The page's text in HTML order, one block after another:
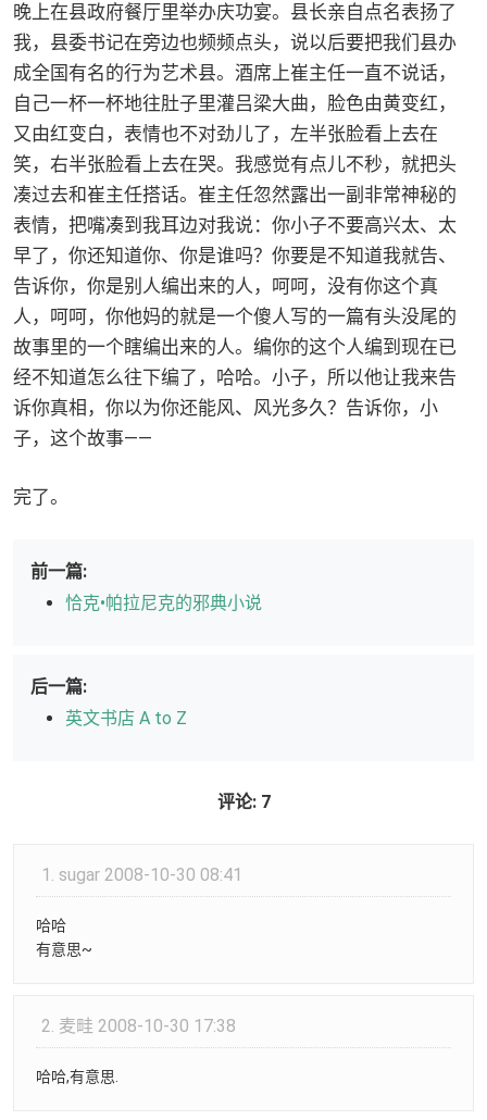
晚上在县政府餐厅里举办庆功宴。县长亲自点名表扬了
我，县委书记在旁边也频频点头，说以后要把我们县办
成全国有名的行为艺术县。酒席上崔主任一直不说话，
自己一杯一杯地往肚子里灌吕梁大曲，脸色由黄变红，
又由红变白，表情也不对劲儿了，左半张脸看上去在
笑，右半张脸看上去在哭。我感觉有点儿不秒，就把头
凑过去和崔主任搭话。崔主任忽然露出一副非常神秘的
表情，把嘴凑到我耳边对我说：你小子不要高兴太、太
早了，你还知道你、你是谁吗？你要是不知道我就告、
告诉你，你是别人编出来的人，呵呵，没有你这个真
人，呵呵，你他妈的就是一个傻人写的一篇有头没尾的
故事里的一个瞎编出来的人。编你的这个人编到现在已
经不知道怎么往下编了，哈哈。小子，所以他让我来告
诉你真相，你以为你还能风、风光多久？告诉你，小
子，这个故事——
完了。
前一篇:
恰克•帕拉尼克的邪典小说
后一篇:
英文书店 A to Z
评论: 7
1. sugar 2008-10-30 08:41
哈哈
有意思~
2. 麦畦 2008-10-30 17:38
哈哈,有意思.